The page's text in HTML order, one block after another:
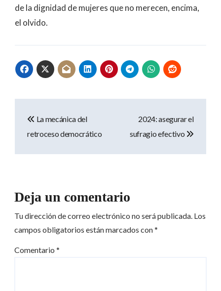
de la dignidad de mujeres que no merecen, encima,
el olvido.
de
La mecánica del
retroceso democrático
2024: asegurar el
sufragio efectivo
Deja un comentario
Tu dirección de correo electrónico no será publicada. Los
campos obligatorios están marcados con*
Comentario *